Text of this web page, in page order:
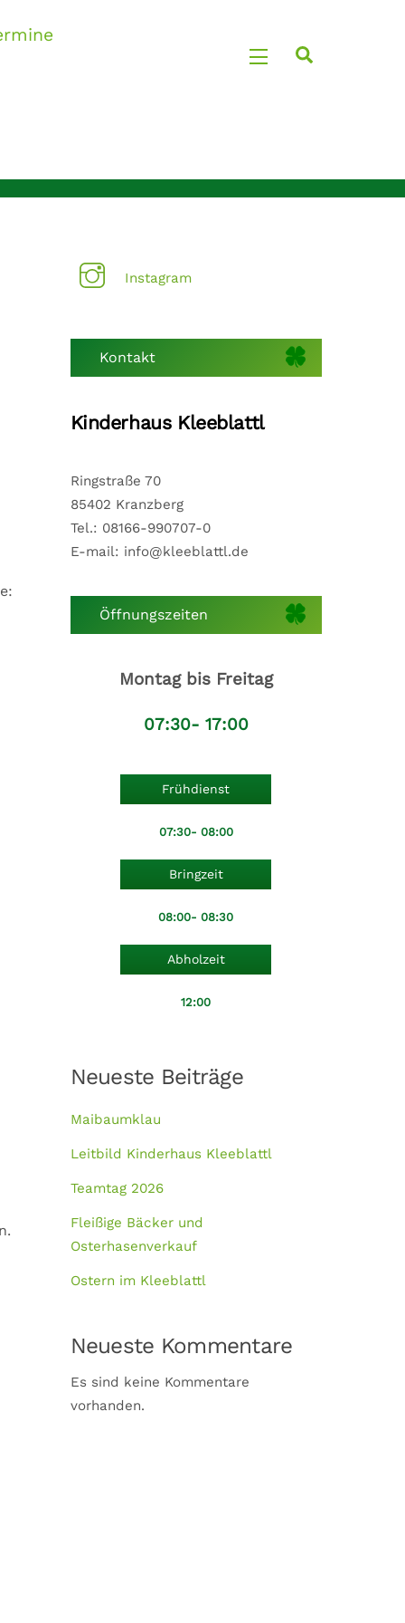
Widgets
Instagram
Kontakt
Kinderhaus Kleeblattl
Ringstraße 70
85402 Kranzberg
Tel.: 08166-990707-0
E-mail: info@kleeblattl.de
Öffnungszeiten
Montag bis Freitag
07:30- 17:00
Frühdienst
07:30- 08:00
Bringzeit
08:00- 08:30
Abholzeit
12:00
Neueste Beiträge
Maibaumklau
Leitbild Kinderhaus Kleeblattl
Teamtag 2026
Fleißige Bäcker und
Osterhasenverkauf
Ostern im Kleeblattl
Neueste Kommentare
Es sind keine Kommentare
vorhanden.